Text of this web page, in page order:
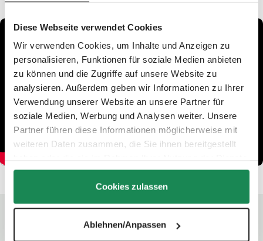
Diese Webseite verwendet Cookies
Wir verwenden Cookies, um Inhalte und Anzeigen zu
personalisieren, Funktionen für soziale Medien anbieten
zu können und die Zugriffe auf unsere Website zu
analysieren. Außerdem geben wir Informationen zu Ihrer
Verwendung unserer Website an unsere Partner für
soziale Medien, Werbung und Analysen weiter. Unsere
Partner führen diese Informationen möglicherweise mit
weiteren Daten zusammen, die Sie ihnen bereitgestellt
gesammelt haben.
Cookies zulassen
Ablehnen/Anpassen